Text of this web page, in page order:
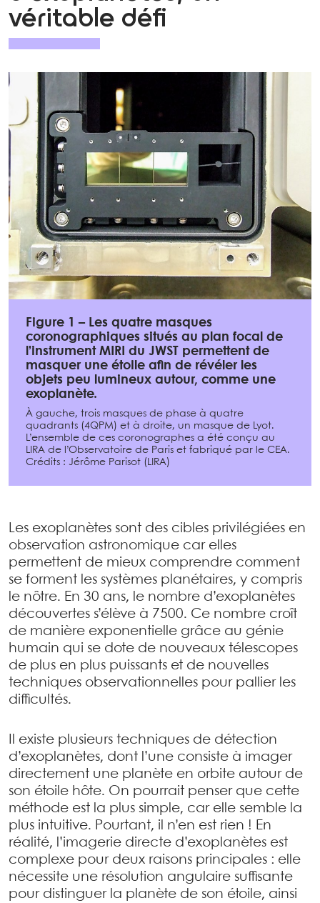
véritable défi
Figure 1 – Les quatre masques
coronographiques situés au plan focal de
l’instrument MIRI du JWST permettent de
masquer une étoile afin de révéler les
objets peu lumineux autour, comme une
exoplanète.
À gauche, trois masques de phase à quatre
quadrants (4QPM) et à droite, un masque de Lyot.
L’ensemble de ces coronographes a été conçu au
LIRA de l’Observatoire de Paris et fabriqué par le CEA.
Crédits : Jérôme Parisot (LIRA)
Les exoplanètes sont des cibles privilégiées en
observation astronomique car elles
permettent de mieux comprendre comment
se forment les systèmes planétaires, y compris
le nôtre. En 30 ans, le nombre d’exoplanètes
découvertes s’élève à 7500. Ce nombre croît
de manière exponentielle grâce au génie
humain qui se dote de nouveaux télescopes
de plus en plus puissants et de nouvelles
techniques observationnelles pour pallier les
difficultés.
Il existe plusieurs techniques de détection
d’exoplanètes, dont l’une consiste à imager
directement une planète en orbite autour de
son étoile hôte. On pourrait penser que cette
méthode est la plus simple, car elle semble la
plus intuitive. Pourtant, il n’en est rien ! En
réalité, l’imagerie directe d’exoplanètes est
complexe pour deux raisons principales : elle
nécessite une résolution angulaire suffisante
pour distinguer la planète de son étoile, ainsi